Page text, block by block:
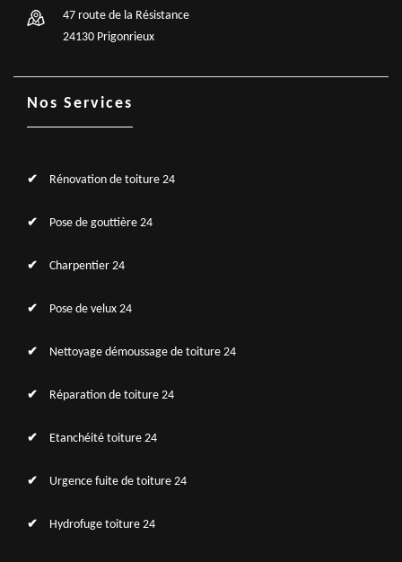
47 route de la Résistance
24130 Prigonrieux
Nos Services
Rénovation de toiture 24
Pose de gouttière 24
Charpentier 24
Pose de velux 24
Nettoyage démoussage de toiture 24
Réparation de toiture 24
Etanchéité toiture 24
Urgence fuite de toiture 24
Hydrofuge toiture 24